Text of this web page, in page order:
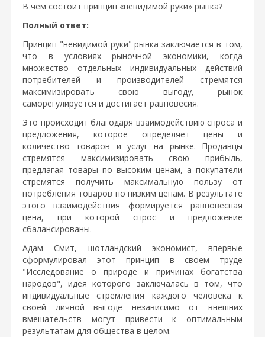
В чём состоит принцип «невидимой руки» рынка?
Полный ответ:
Принцип "невидимой руки" рынка заключается в том,
что в условиях рыночной экономики, когда
множество отдельных индивидуальных действий
потребителей и производителей стремятся
максимизировать свою выгоду, рынок
саморегулируется и достигает равновесия.
Это происходит благодаря взаимодействию спроса и
предложения, которое определяет цены и
количество товаров и услуг на рынке. Продавцы
стремятся максимизировать свою прибыль,
предлагая товары по высоким ценам, а покупатели
стремятся получить максимальную пользу от
потребления товаров по низким ценам. В результате
этого взаимодействия формируется равновесная
цена, при которой спрос и предложение
сбалансированы.
Адам Смит, шотландский экономист, впервые
сформулировал этот принцип в своем труде
"Исследование о природе и причинах богатства
народов", идея которого заключалась в том, что
индивидуальные стремления каждого человека к
своей личной выгоде независимо от внешних
вмешательств могут привести к оптимальным
результатам для общества в целом.